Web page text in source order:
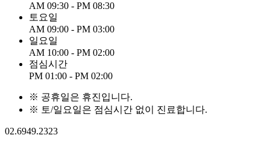
AM 09:30 - PM 08:30
토 요일
AM 09:00 - PM 03:00
일 요일
AM 10:00 - PM 02:00
점심시 간
PM 01:00 - PM 02:00
※ 공휴일은 휴진입니다.
※ 토/일요일은 점심시간 없이 진료합니다.
02.6949.2323